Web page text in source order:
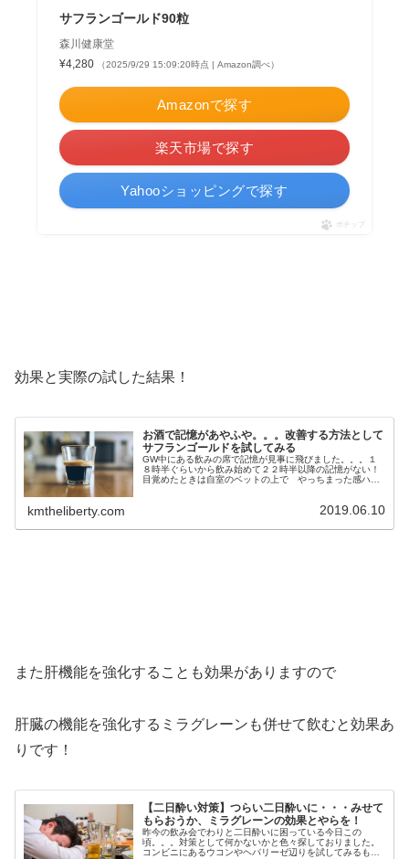
サフランゴールド90粒
森川健康堂
¥4,280
（2025/9/29 15:09:20時点 | Amazon調べ）
Amazonで探す
楽天市場で探す
Yahooショッピングで探す
ポチップ
効果と実際の試した結果！
お酒で記憶があやふや。。。改善する方法として
サフランゴールドを試してみる
GW中にある飲みの席で記憶が見事に飛びました。。。１
８時半ぐらいから飲み始めて２２時半以降の記憶がない！
目覚めたときは自室のベットの上で やっちまった感ハン
kmtheliberty.com 2019.06.10
また肝機能を強化することも効果がありますので
肝臓の機能を強化するミラグレーンも併せて飲むと効果あ
りです！
【二日酔い対策】つらい二日酔いに・・・みせて
もらおうか、ミラグレーンの効果とやらを！
昨今の飲み会でわりと二日酔いに困っている今日この
頃。。。対策として何かないかと色々探しておりました。
コンビニにあるウコンやヘパリーゼ辺りを試してみるもヘ